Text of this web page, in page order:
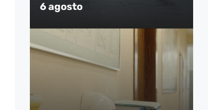
6 agosto